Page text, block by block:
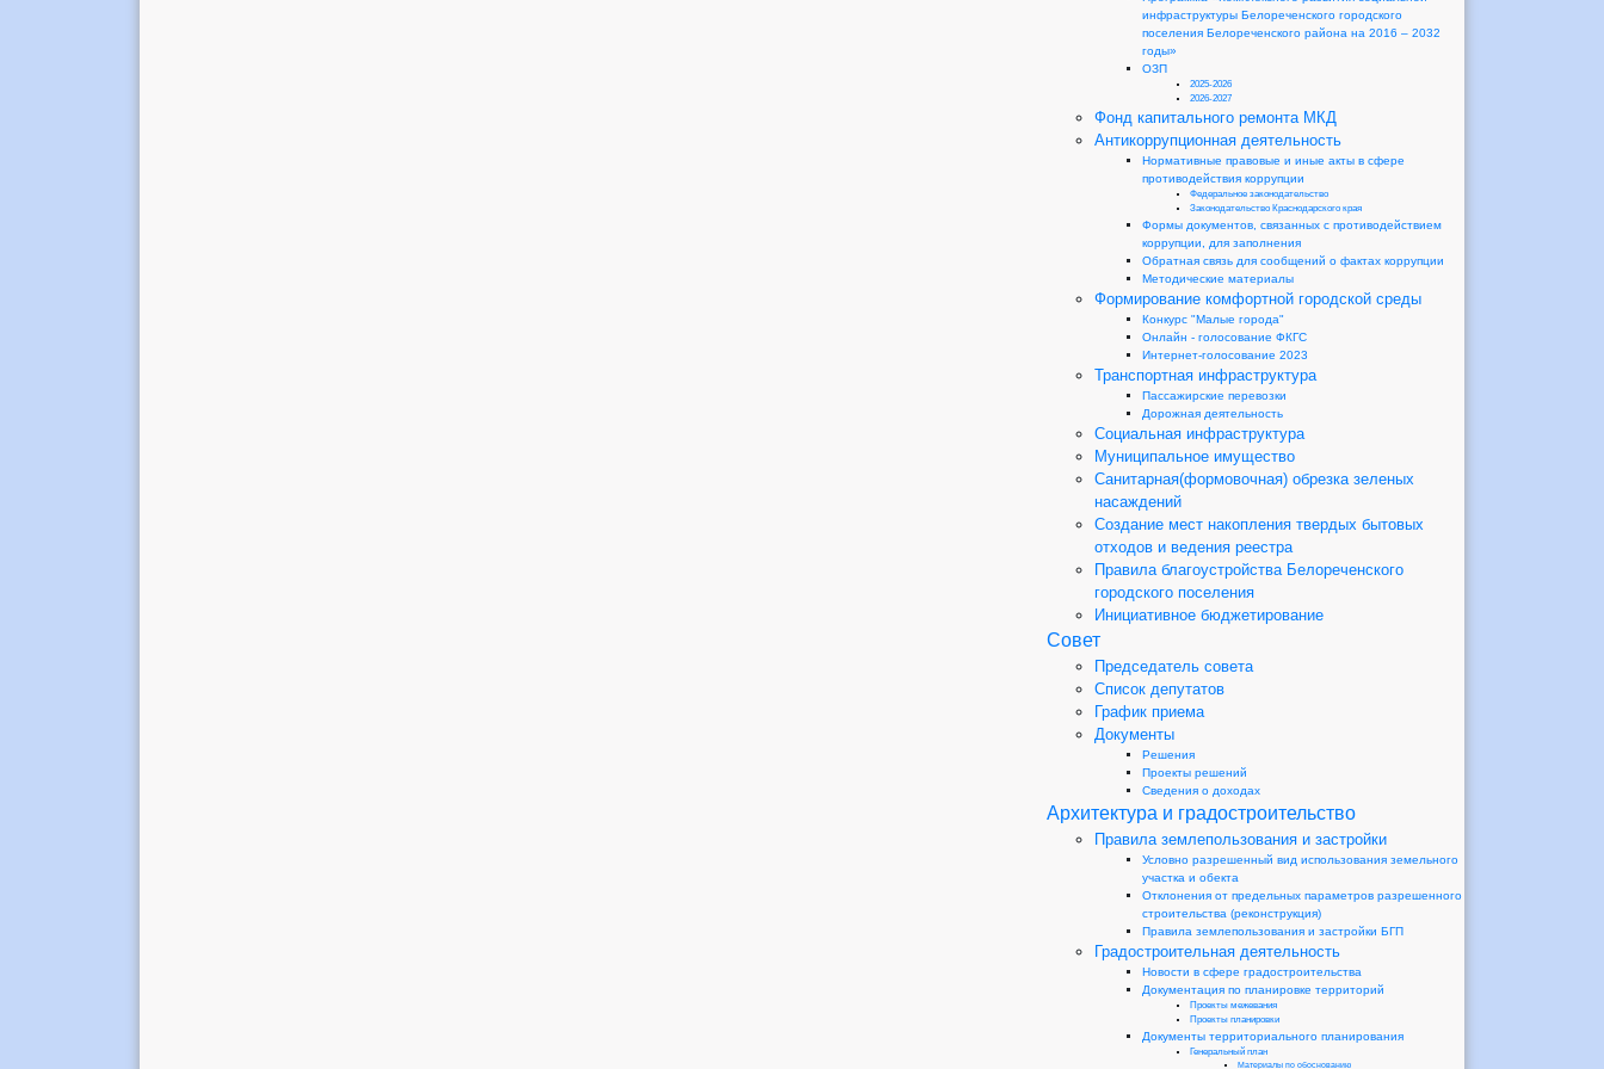
инфраструктуры Белореченского городского
поселения Белореченского района на 2016 – 2032
годы»
ОЗП
2025-2026
2026-2027
Фонд капитального ремонта МКД
Антикоррупционная деятельность
Нормативные правовые и иные акты в сфере
противодействия коррупции
Федеральное законодательство
Законодательство Краснодарского края
Формы документов, связанных с противодействием
коррупции, для заполнения
Обратная связь для сообщений о фактах коррупции
Методические материалы
Формирование комфортной городской среды
Конкурс "Малые города"
Онлайн - голосование ФКГС
Интернет-голосование 2023
Транспортная инфраструктура
Пассажирские перевозки
Дорожная деятельность
Социальная инфраструктура
Муниципальное имущество
Санитарная(формовочная) обрезка зеленых
насаждений
Создание мест накопления твердых бытовых
отходов и ведения реестра
Правила благоустройства Белореченского
городского поселения
Инициативное бюджетирование
Совет
Председатель совета
Список депутатов
График приема
Документы
Решения
Проекты решений
Сведения о доходах
Архитектура и градостроительство
Правила землепользования и застройки
Условно разрешенный вид использования земельного
участка и обекта
Отклонения от предельных параметров разрешенного
строительства (реконструкция)
Правила землепользования и застройки БГП
Градостроительная деятельность
Новости в сфере градостроительства
Документация по планировке территорий
Проекты межевания
Проекты планировки
Документы территориального планирования
Генеральный план
Материалы по обоснованию